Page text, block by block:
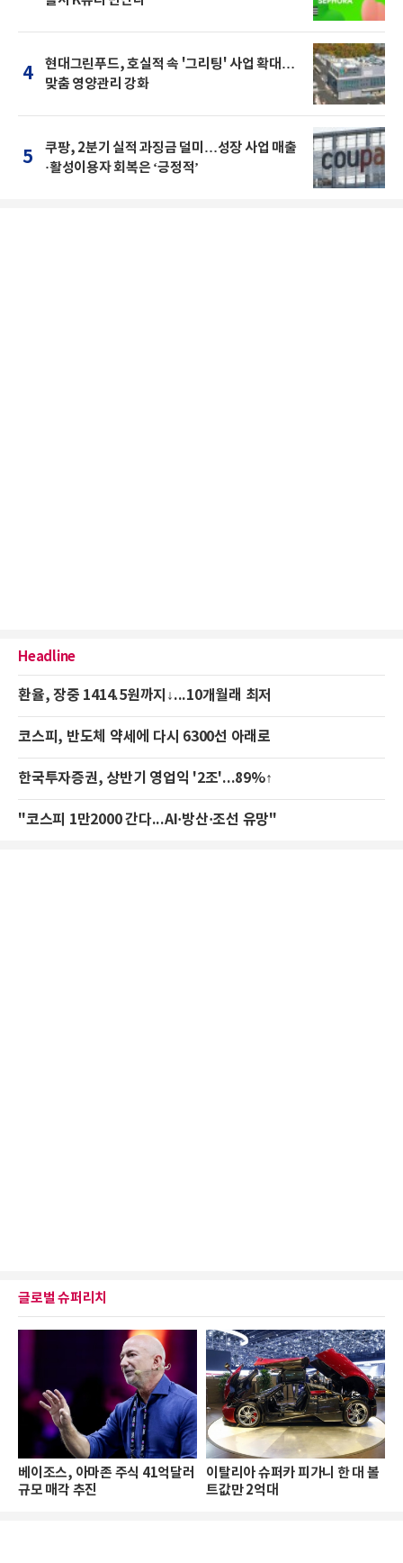
4
현대그린푸드, 호실적 속 '그리팅' 사업 확대…
맞춤 영양관리 강화
5
쿠팡, 2분기 실적 과징금 덜미…성장 사업 매출
·활성이용자 회복은 ‘긍정적’
Headline
환율, 장중 1414.5원까지↓...10개월래 최저
코스피, 반도체 약세에 다시 6300선 아래로
한국투자증권, 상반기 영업익 '2조'...89%↑
"코스피 1만2000 간다...AI·방산·조선 유망"
글로벌 슈퍼리치
베이조스, 아마존 주식 41억달러
규모 매각 추진
이탈리아 슈퍼카 피가니 한 대 볼
트값만 2억대